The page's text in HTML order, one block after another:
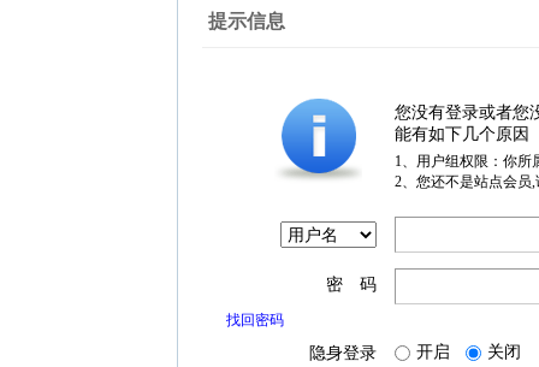
提示信息
您没有登录或者您
能有如下几个原因
1、用户组权限：你所
2、您还不是站点会员
密 码
找回密码
隐身登录 开启 关闭